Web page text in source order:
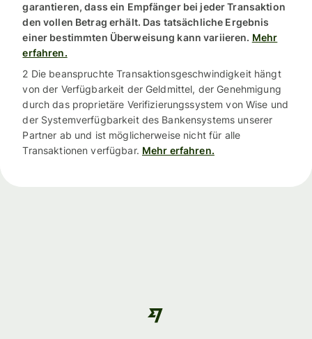
garantieren, dass ein Empfänger bei jeder Transaktion
den vollen Betrag erhält. Das tatsächliche Ergebnis
einer bestimmten Überweisung kann variieren. Mehr
erfahren.
2 Die beanspruchte Transaktionsgeschwindigkeit hängt
von der Verfügbarkeit der Geldmittel, der Genehmigung
durch das proprietäre Verifizierungssystem von Wise und
der Systemverfügbarkeit des Bankensystems unserer
Partner ab und ist möglicherweise nicht für alle
Transaktionen verfügbar. Mehr erfahren.